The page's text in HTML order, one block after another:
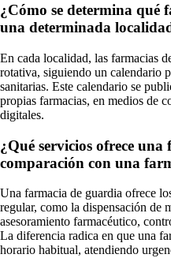
¿Cómo se determina qué
una determinada
En cada localidad, las farmacias
rotativa, siguiendo un calendario
sanitarias. Este calendario se
propias farmacias, en medios de
digitales.
¿Qué servicios ofrece
comparación con una
Una farmacia de guardia ofrece
regular, como la dispensación de
asesoramiento farmacéutico,
La diferencia radica en que una
horario habitual, atendiendo